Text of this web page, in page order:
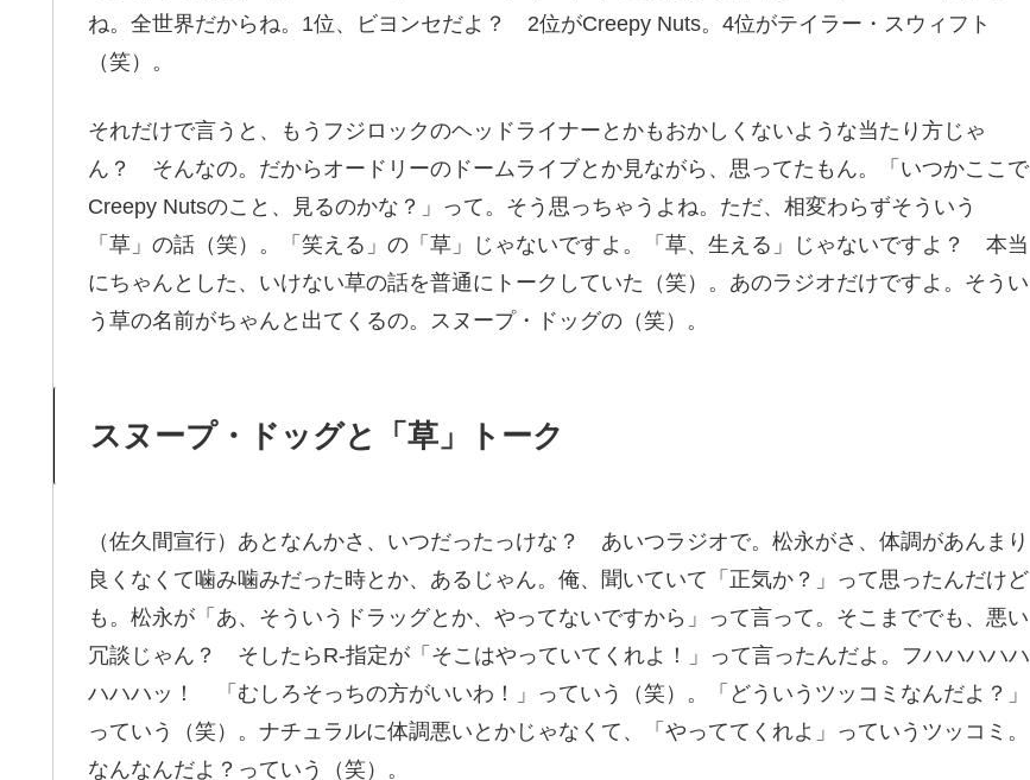
ね。全世界だからね。1位、ビヨンセだよ？ 2位がCreepy Nuts。4位がテイラー・スウィフト
（笑）。
それだけで言うと、もうフジロックのヘッドライナーとかもおかしくないような当たり方じゃ
ん？ そんなの。だからオードリーのドームライブとか見ながら、思ってたもん。「いつかここで
Creepy Nutsのこと、見るのかな？」って。そう思っちゃうよね。ただ、相変わらずそういう
「草」の話（笑）。「笑える」の「草」じゃないですよ。「草、生える」じゃないですよ？ 本当
にちゃんとした、いけない草の話を普通にトークしていた（笑）。あのラジオだけですよ。そうい
う草の名前がちゃんと出てくるの。スヌープ・ドッグの（笑）。
スヌープ・ドッグと「草」トーク
（佐久間宣行）あとなんかさ、いつだったっけな？ あいつラジオで。松永がさ、体調があんまり
良くなくて噛み噛みだった時とか、あるじゃん。俺、聞いていて「正気か？」って思ったんだけど
も。松永が「あ、そういうドラッグとか、やってないですから」って言って。そこまででも、悪い
冗談じゃん？ そしたらR-指定が「そこはやっていてくれよ！」って言ったんだよ。フハハハハハ
ハハハッ！ 「むしろそっちの方がいいわ！」っていう（笑）。「どういうツッコミなんだよ？」
っていう（笑）。ナチュラルに体調悪いとかじゃなくて、「やっててくれよ」っていうツッコミ。
なんなんだよ？っていう（笑）。